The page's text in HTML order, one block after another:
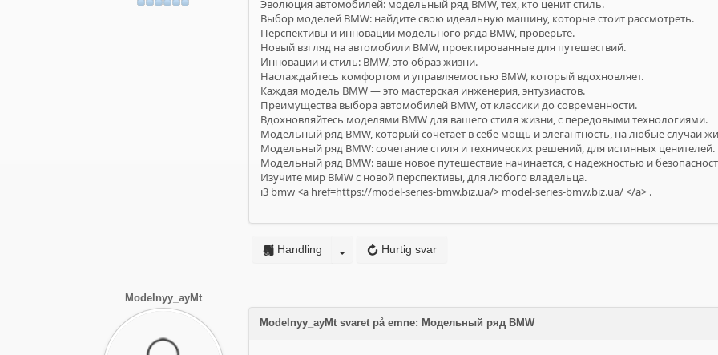
Эволюция автомобилей: модельный ряд BMW, тех, кто ценит стиль.
Выбор моделей BMW: найдите свою идеальную машину, которые стоит рассмотреть.
Перспективы и инновации модельного ряда BMW, проверьте.
Новый взгляд на автомобили BMW, проектированные для путешествий.
Инновации и стиль: BMW, это образ жизни.
Наслаждайтесь комфортом и управляемостью BMW, который вдохновляет.
Каждая модель BMW — это мастерская инженерия, энтузиастов.
Преимущества выбора автомобилей BMW, от классики до современности.
Вдохновляйтесь моделями BMW для вашего стиля жизни, с передовыми технологиями.
Модельный ряд BMW, который сочетает в себе мощь и элегантность, на любые случаи
Модельный ряд BMW: сочетание стиля и технических решений, для истинных ценителей.
Модельный ряд BMW: ваше новое путешествие начинается, с надежностью и
Изучите мир BMW с новой перспективы, для любого владельца.
i3 bmw <a href=https://model-series-bmw.biz.ua/> model-series-bmw.biz.ua/</a> .
Hurtig svar
Handling
Modelnyy_ayMt
Modelnyy_ayMt svaret på emne: Модельный ряд BMW